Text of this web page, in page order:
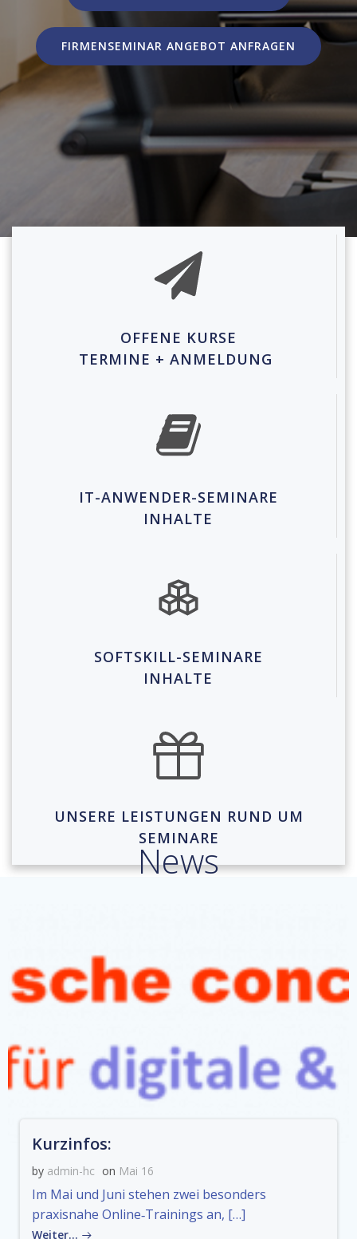
FIRMENSEMINAR ANGEBOT ANFRAGEN
OFFENE KURSE
TERMINE + ANMELDUNG
IT-ANWENDER-SEMINARE
INHALTE
SOFTSKILL-SEMINARE
INHALTE
UNSERE LEISTUNGEN RUND UM
SEMINARE
News
Kurzinfos:
by admin-hc on Mai 16
Im Mai und Juni stehen zwei besonders
praxisnahe Online‑Trainings an, […]
Weiter…